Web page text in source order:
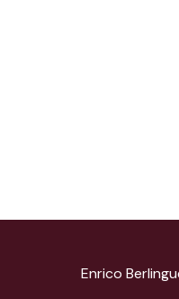
Enrico